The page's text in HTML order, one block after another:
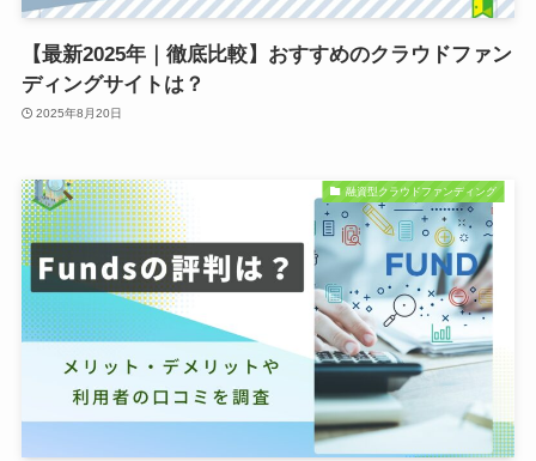
【最新2025年｜徹底比較】おすすめのクラウドファン
ディングサイトは？
2025年8月20日
融資型クラウドファンディング